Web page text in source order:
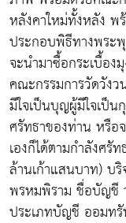
หลังคาใหม่ทั้งหลัง พ
ประกอบพิธีทางพระ
จะนำมาซื้อกระเบื้อ
คณะกรรมการวัดวัง
มีใจเป็นบุญผู้มีใจเป็
ศรัทธาของท่าน หรือ
เองก็ได้ตามกำลังศ
ล้านเก้าแสนบาท) บ
พรหมพิราม ชื่อบัญชี
ประเภทบัญชี ออมท